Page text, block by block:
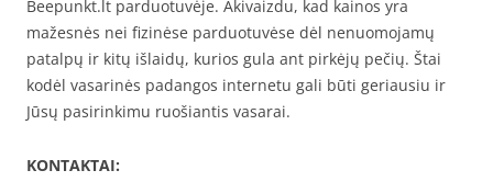
Beepunkt.lt parduotuvėje. Akivaizdu, kad kainos yra
mažesnės nei fizinėse parduotuvėse dėl nenuomojamų
patalpų ir kitų išlaidų, kurios gula ant pirkėjų pečių. Štai
kodėl vasarinės padangos internetu gali būti geriausiu ir
Jūsų pasirinkimu ruošiantis vasarai.
KONTAKTAI: